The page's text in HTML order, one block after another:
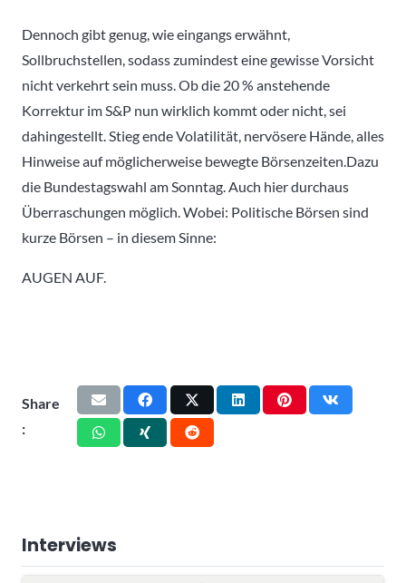
Dennoch gibt genug, wie eingangs erwähnt,
Sollbruchstellen, sodass zumindest eine gewisse Vorsicht
nicht verkehrt sein muss. Ob die 20 % anstehende
Korrektur im S&P nun wirklich kommt oder nicht, sei
dahingestellt. Stieg ende Volatilität, nervösere Hände, alles
Hinweise auf möglicherweise bewegte Börsenzeiten.Dazu
die Bundestagswahl am Sonntag. Auch hier durchaus
Überraschungen möglich. Wobei: Politische Börsen sind
kurze Börsen – in diesem Sinne:
AUGEN AUF.
Share
:
Interviews